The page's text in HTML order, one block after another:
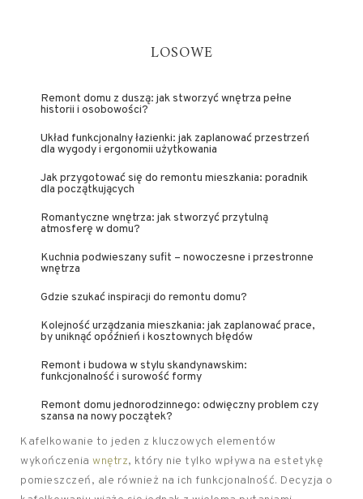
LOSOWE
Remont domu z duszą: jak stworzyć wnętrza pełne
historii i osobowości?
Układ funkcjonalny łazienki: jak zaplanować przestrzeń
dla wygody i ergonomii użytkowania
Jak przygotować się do remontu mieszkania: poradnik
dla początkujących
Romantyczne wnętrza: jak stworzyć przytulną
atmosferę w domu?
Kuchnia podwieszany sufit – nowoczesne i przestronne
wnętrza
Gdzie szukać inspiracji do remontu domu?
Kolejność urządzania mieszkania: jak zaplanować prace,
by uniknąć opóźnień i kosztownych błędów
Remont i budowa w stylu skandynawskim:
funkcjonalność i surowość formy
Remont domu jednorodzinnego: odwięczny problem czy
szansa na nowy początek?
Kafelkowanie to jeden z kluczowych elementów
wykończenia wnętrz, który nie tylko wpływa na estetykę
pomieszczeń, ale również na ich funkcjonalność. Decyzja o